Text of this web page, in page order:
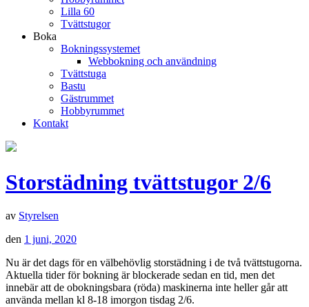
Lilla 60
Tvättstugor
Boka
Bokningssystemet
Webbokning och användning
Tvättstuga
Bastu
Gästrummet
Hobbyrummet
Kontakt
Storstädning tvättstugor 2/6
av Styrelsen
den 1 juni, 2020
Nu är det dags för en välbehövlig storstädning i de två tvättstugorna.
Aktuella tider för bokning är blockerade sedan en tid, men det
innebär att de obokningsbara (röda) maskinerna inte heller går att
använda mellan kl 8-18 imorgon tisdag 2/6.